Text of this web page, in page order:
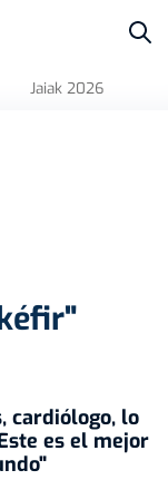
Jaiak 2026
cardiólogo, lo
es el mejor